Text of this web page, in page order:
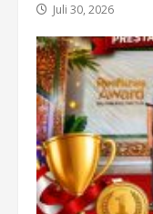
Juli 30, 2026